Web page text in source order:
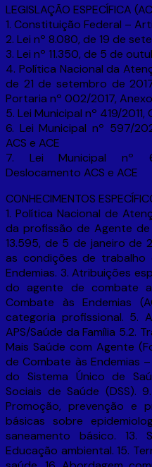
LEGISLAÇÃO ESPECÍFICA
1. Constituição Federal –
2. Lei nº 8.080, de 19 de
3. Lei nº 11.350, de 5 de
4. Política Nacional da
de 21 de setembro de
Portaria nº 002/2017,
5. Lei Municipal nº 419/2011,
6. Lei Municipal nº 597/
ACS e ACE
7. Lei Municipal nº
Deslocamento ACS e ACE
CONHECIMENTOS
1. Política Nacional de
da profissão de Agente de
13.595, de 5 de janeiro de
as condições de trabalho
Endemias. 3. Atribuições
do agente de combate
Combate às Endemias
categoria profissional. 5.
APS/Saúde da Família 5.2.
Mais Saúde com Agente
de Combate às Endemias
do Sistema Único de
Sociais de Saúde (DSS).
Promoção, prevenção e
básicas sobre
saneamento básico. 13.
Educação ambiental. 15.